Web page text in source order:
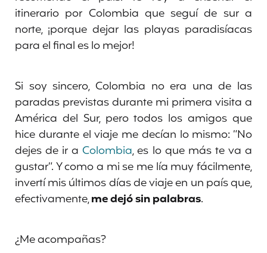
itinerario por Colombia que seguí de sur a
norte, ¡porque dejar las playas paradisíacas
para el final es lo mejor!
Si soy sincero, Colombia no era una de las
paradas previstas durante mi primera visita a
América del Sur, pero todos los amigos que
hice durante el viaje me decían lo mismo: “No
dejes de ir aColombia, es lo que más te va a
gustar”. Y como a mi se me lía muy fácilmente,
invertí mis últimos días de viaje en un país que,
efectivamente,me dejó sin palabras.
¿Me acompañas?